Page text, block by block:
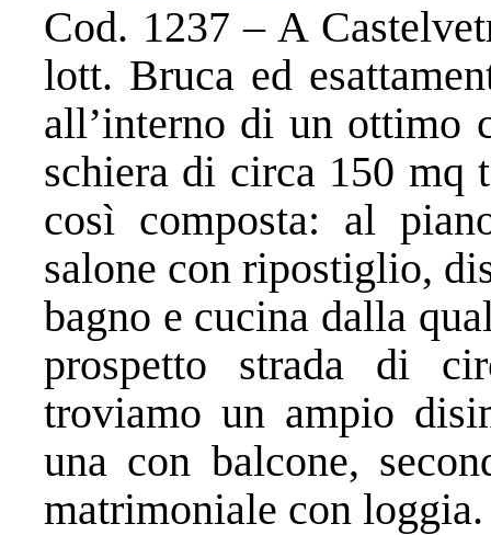
Cod. 1237 – A
lott. Bruca ed
all’interno di un ottimo
schiera di circa 150
così composta: al
salone con ripostiglio,
bagno e cucina dalla
prospetto strada di
troviamo un ampio
una con balcone,
matrimoniale con loggia.